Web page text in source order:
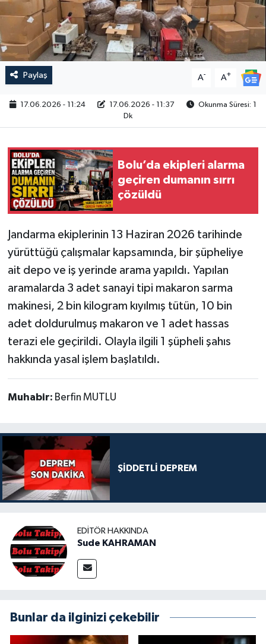
Paylaş A- A+
17.06.2026 - 11:24 17.06.2026 - 11:37
Okunma Süresi: 1
Dk
Bolu’da ekipleri alarma
geçiren dumanın sırrı
çözüldü
Jandarma ekiplerinin 13 Haziran 2026 tarihinde
yürüttüğü çalışmalar kapsamında, bir şüpheliye
ait depo ve iş yerinde arama yapıldı. Yapılan
aramalarda 3 adet sanayi tipi makaron sarma
makinesi, 2 bin kilogram kıyılmış tütün, 10 bin
adet doldurulmuş makaron ve 1 adet hassas
terazi ele geçirildi. Olayla ilgili 1 şüpheli şahıs
hakkında yasal işlem başlatıldı.
Muhabir: Berfin MUTLU
ŞİDDETLİ DEPREM
EDITÖR HAKKINDA
Sude KAHRAMAN
Bunlar da ilginizi çekebilir